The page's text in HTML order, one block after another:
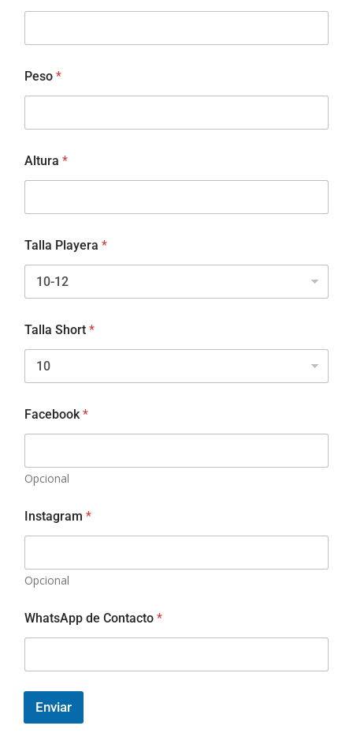
Peso *
Altura *
Talla Playera *
Talla Short *
Facebook*
Opcional
Instagram *
Opcional
WhatsApp de Contacto *
Enviar